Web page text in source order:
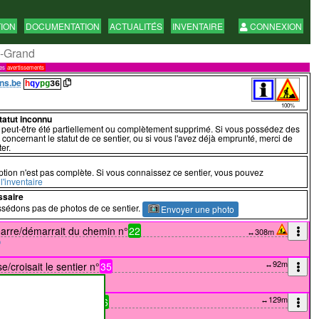
DOCUMENTATION ACTUALITÉS INVENTAIRE CONNEXION
avertissements
100%
hqypg36
inconnu
être été partiellement ou complètement supprimé. Si vous possédez des
le statut de ce sentier, ou si vous l'avez déjà emprunté, merci de
n'est pas complète. Si vous connaissez ce sentier, vous pouvez
pas de photos de ce sentier. Envoyer une photo
↔308m
démarrait du chemin n°22
↔92m
croisait le sentier n°35
↔129m
6